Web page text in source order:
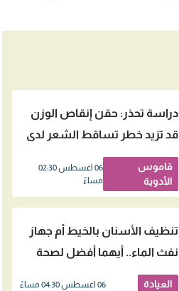
دراسة تحذر: حقن إنقاص الوزن
قد تزيد خطر تساقط الشعر لدى
النساء
قاموس
الأدوية
06 اغسطس 02:30
مساءً
تنظيف الأسنان بالخيط أم جهاز
نفث الماء.. أيهما أفضل لصحة
اللثة؟
العيادة 06 اغسطس 04:30 مساءً